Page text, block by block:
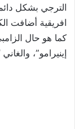
الترجي بشكل
افريقية أضافت
كما هو حال
إينيرامو”،